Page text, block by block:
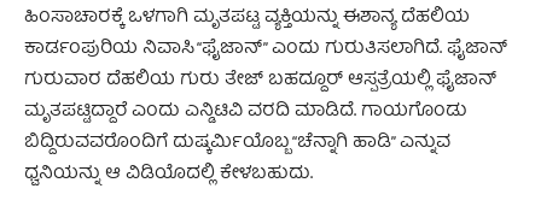
ಹಿಂಸಾಚಾರಕ್ಕೆ ಒಳಗಾಗಿ ಮೃತಪಟ್ಟ ವ್ಯಕ್ತಿಯನ್ನು ಈಶಾನ್ಯ ದೆಹಲಿಯ
ಕಾರ್ಡಂಪುರಿಯ ನಿವಾಸಿ “ಫೈಜಾನ್” ಎಂದು ಗುರುತಿಸಲಾಗಿದೆ. ಫೈಜಾನ್
ಗುರುವಾರ ದೆಹಲಿಯ ಗುರು ತೇಜ್ ಬಹದ್ದೂರ್ ಆಸ್ಪತ್ರೆಯಲ್ಲಿ ಫೈಜಾನ್
ಮೃತಪಟ್ಟಿದ್ದಾರೆ ಎಂದು ಎನ್ಡಿಟಿವಿ ವರದಿ ಮಾಡಿದೆ. ಗಾಯಗೊಂಡು
ಬಿದ್ದಿರುವವರೊಂದಿಗೆ ದುಷ್ಕರ್ಮಿಯೊಬ್ಬ “ಚೆನ್ನಾಗಿ ಹಾಡಿ” ಎನ್ನುವ
ಧ್ವನಿಯನ್ನು ಆ ವಿಡಿಯೊದಲ್ಲಿ ಕೇಳಬಹುದು.